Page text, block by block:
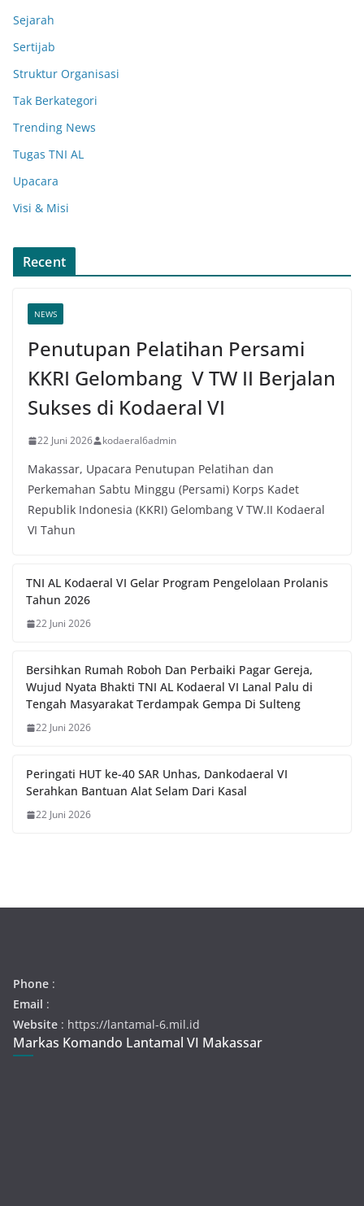
Sejarah
Sertijab
Struktur Organisasi
Tak Berkategori
Trending News
Tugas TNI AL
Upacara
Visi & Misi
Recent
NEWS
Penutupan Pelatihan Persami
KKRI Gelombang V TW II Berjalan
Sukses di Kodaeral VI
22 Juni 2026 kodaeral6admin
Makassar, Upacara Penutupan Pelatihan dan
Perkemahan Sabtu Minggu (Persami) Korps Kadet
Republik Indonesia (KKRI) Gelombang V TW.II Kodaeral
VI Tahun
TNI AL Kodaeral VI Gelar Program Pengelolaan Prolanis
Tahun 2026
22 Juni 2026
Bersihkan Rumah Roboh Dan Perbaiki Pagar Gereja,
Wujud Nyata Bhakti TNI AL Kodaeral VI Lanal Palu di
Tengah Masyarakat Terdampak Gempa Di Sulteng
22 Juni 2026
Peringati HUT ke-40 SAR Unhas, Dankodaeral VI
Serahkan Bantuan Alat Selam Dari Kasal
22 Juni 2026
Phone :
Email :
Website : https://lantamal-6.mil.id
Markas Komando Lantamal VI Makassar